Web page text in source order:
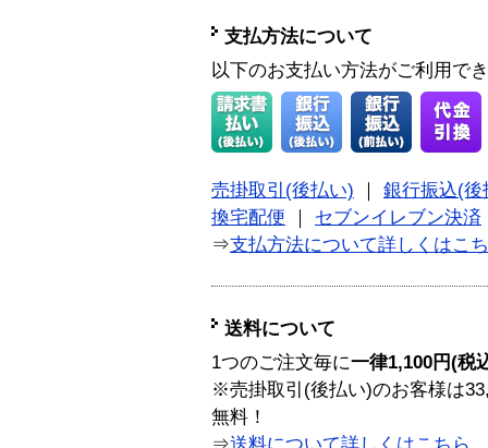
支払方法について
以下のお支払い方法がご利用で
売掛取引(後払い)
銀行振込(後
換宅配便
セブンイレブン決済
⇒支払方法について詳しくはこ
送料について
1つのご注文毎に一律1,100円(税
※売掛取引(後払い)のお客様は
無料！